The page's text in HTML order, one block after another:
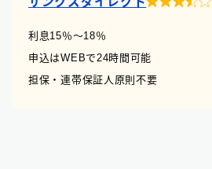
利息15％〜18％
申込はWEBで24時間可能
担保・連帯保証人原則不要